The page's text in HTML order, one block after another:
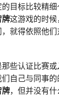
目标比较精
牌这游戏的时
就得依照他们
些认证比赛或
自己与同事
牌，但并没有